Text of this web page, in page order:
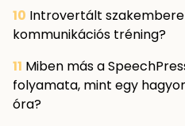
10 Introvertált
kommunikációs tréning?
11 Miben más a
folyamata, mint egy
óra?